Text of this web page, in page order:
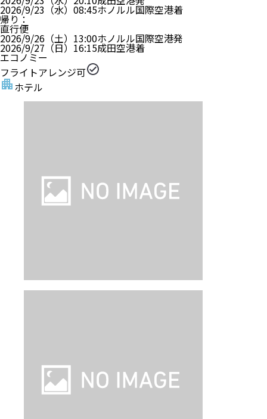
2026/9/23（水） 08:45ホノルル国際空港着
帰り ：
直行便
2026/9/26（土） 13:00ホノルル国際空港発
2026/9/27（日） 16:15成田空港着
エコノミー
フライトアレンジ可
ホテル